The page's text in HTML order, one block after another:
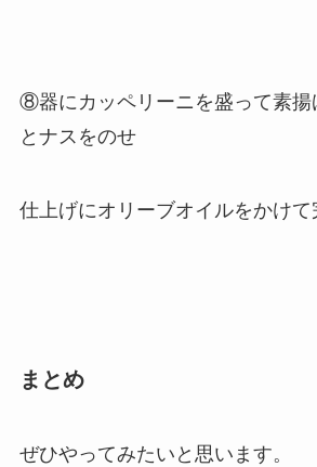
⑧器にカッペリーニを盛って素揚
とナスをのせ
仕上げにオリーブオイルをかけて
まとめ
ぜひやってみたいと思います。